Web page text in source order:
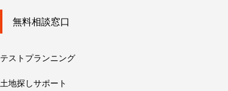
無料相談窓口
テストプランニング
土地探しサポート